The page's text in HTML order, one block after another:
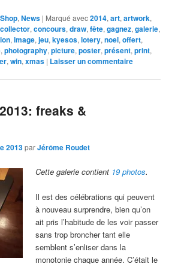
,News | Marqué avec2014,art,artwork,
collector,concours,draw,fête,gagnez,galerie,
,image,jeu,kyesos,lotery,noel,offert,
,photography,picture,poster,présent,print,
,win,xmas | Laisser un commentaire
freaks &
2013parJérôme Roudet
Cette galerie contient 19 photos.
Il est des célébrations qui peuvent
à nouveau surprendre, bien qu’on
ait pris l’habitude de les voir passer
sans trop broncher tant elle
semblent s’enliser dans la
monotonie chaque année. C’était le